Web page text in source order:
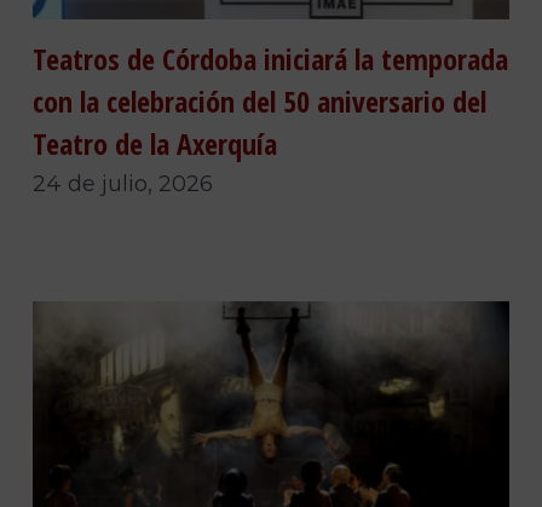
Teatros de Córdoba iniciará la temporada
con la celebración del 50 aniversario del
Teatro de la Axerquía
24 de julio, 2026